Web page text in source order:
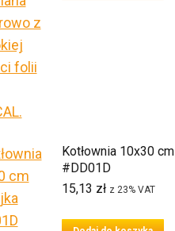
Kotłownia 10x30
#DD01D
15,13 zł z 23% VAT